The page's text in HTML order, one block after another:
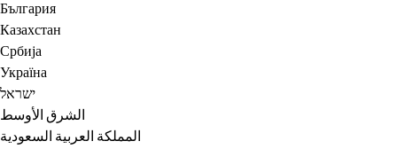
България
Казахстан
Србија
Україна
ישראל
الشرق الأوسط
المملكة العربية السعودية